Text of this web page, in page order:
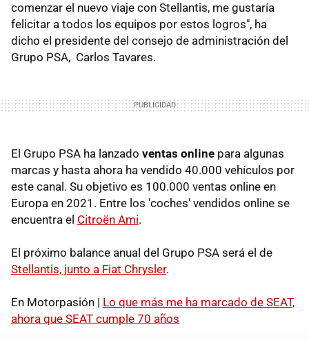
comenzar el nuevo viaje con Stellantis, me gustaría
felicitar a todos los equipos por estos logros", ha
dicho el presidente del consejo de administración del
Grupo PSA, Carlos Tavares.
El Grupo PSA ha lanzado ventas online para algunas
marcas y hasta ahora ha vendido 40.000 vehículos por
este canal. Su objetivo es 100.000 ventas online en
Europa en 2021. Entre los 'coches' vendidos online se
encuentra el Citroën Ami.
El próximo balance anual del Grupo PSA será el de
Stellantis, junto a Fiat Chrysler.
En Motorpasión | Lo que más me ha marcado de SEAT,
ahora que SEAT cumple 70 años